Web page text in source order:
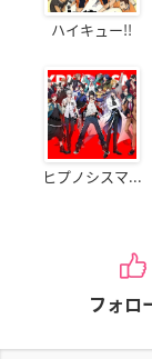
ハイキュー!!
ヒプノシスマ...
フォロ